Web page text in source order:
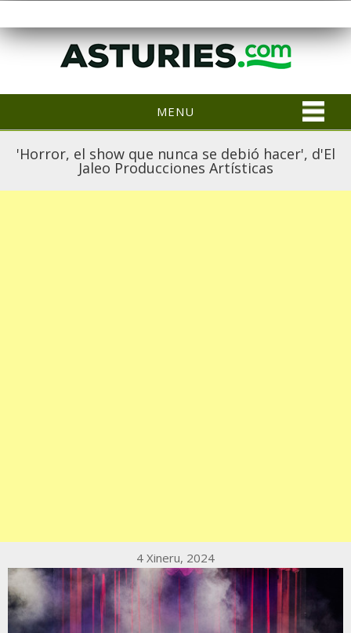
MENU
'Horror, el show que nunca se debió hacer', d'El
Jaleo Producciones Artísticas
4 Xineru, 2024